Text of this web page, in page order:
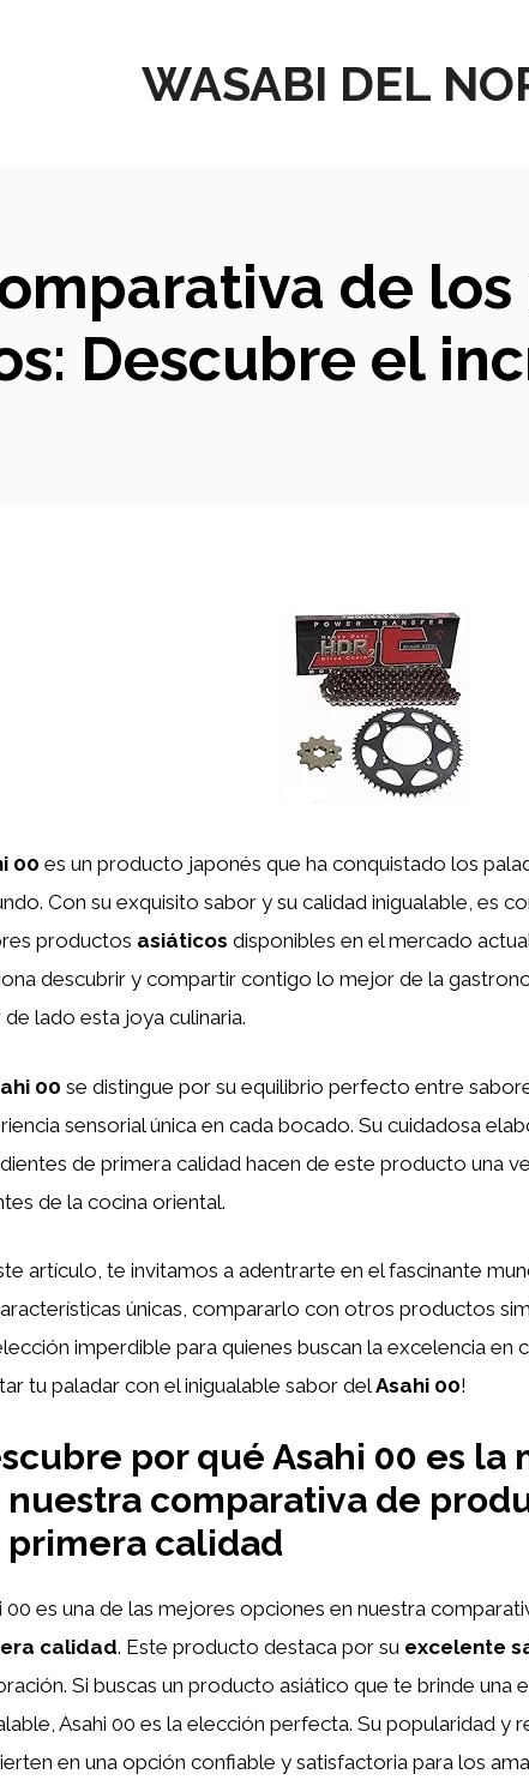
WASABI DEL
de
Descubre el
00 es un producto japonés que ha conquistado los
Con su exquisito sabor y su calidad inigualable, es
productos asiáticos disponibles en el mercado
descubrir y compartir contigo lo mejor de la
de lado esta joya culinaria.
00 se distingue por su equilibrio perfecto entre
sensorial única en cada bocado. Su cuidadosa
de primera calidad hacen de este producto una
de la cocina oriental.
artículo, te invitamos a adentrarte en el fascinante
únicas, compararlo con otros productos
imperdible para quienes buscan la excelencia en
tu paladar con el inigualable sabor delAsahi 00!
por qué Asahi 00 es la
nuestra comparativa de
primera calidad
00 es una de las mejores opciones en nuestra
calidad. Este producto destaca por su excelente
Si buscas un producto asiático que te brinde una
Asahi 00 es la elección perfecta. Su popularidad y
en una opción confiable y satisfactoria para los